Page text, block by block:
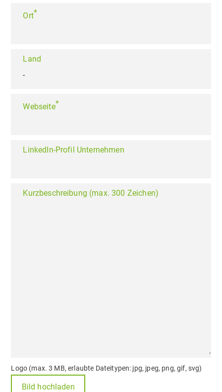
Ort*
Land
Webseite*
LinkedIn-Profil Unternehmen
Kurzbeschreibung (max. 300 Zeichen)
Logo (max. 3 MB, erlaubte Dateitypen: jpg, jpeg, png, gif, svg)
Bild hochladen